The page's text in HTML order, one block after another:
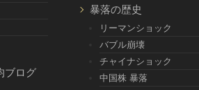
ブログ
暴落の歴史
リーマンショック
バブル崩壊
チャイナショック
中国株 暴落